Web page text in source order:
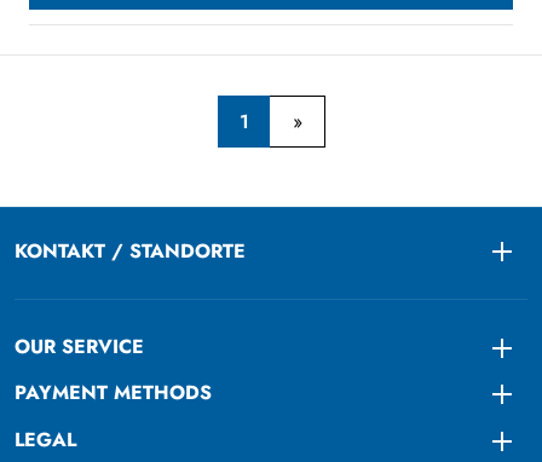
1
KONTAKT / STANDORTE
OUR SERVICE
PAYMENT METHODS
LEGAL